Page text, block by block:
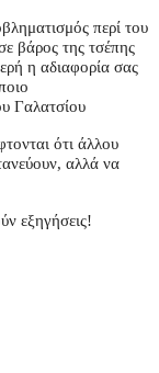
περί του
βάρος της τσέπης
η αδιαφορία σας
Γαλατσίου
ότι άλλου
αλλά να
εξηγήσεις!